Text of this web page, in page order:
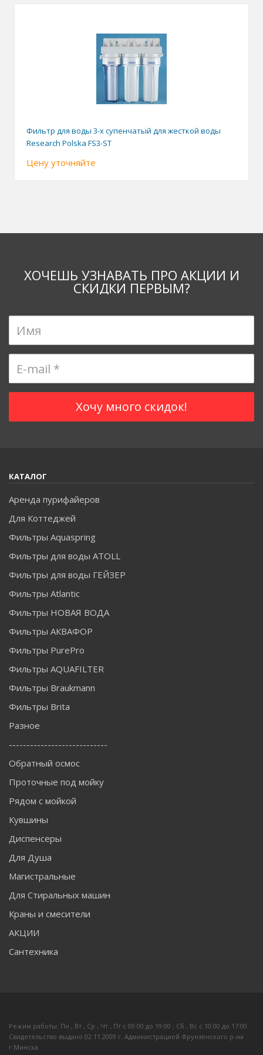
Фильтр для воды 3-x супенчатый для жесткой воды
Research Polska FS3-ST
Цену уточняйте
ХОЧЕШЬ УЗНАВАТЬ ПРО АКЦИИ И
СКИДКИ ПЕРВЫМ?
КАТАЛОГ
Аренда пурифайеров
Для Коттеджей
Фильтры Aquaspring
Фильтры для воды ATOLL
Фильтры для воды ГЕЙЗЕР
Фильтры Atlantic
Фильтры НОВАЯ ВОДА
Фильтры АКВАФОР
Фильтры PurePro
Фильтры AQUAFILTER
Фильтры Braukmann
Фильтры Brita
Разное
----------------------------
Обратный осмос
Проточные под мойку
Рядом с мойкой
Кувшины
Диспенсеры
Для Душа
Магистральные
Для Стиральных машин
Краны и смесители
АКЦИИ
Сантехника
Режим работы: Пн , Вт , Ср , Чт , Пт c 09:00 до 19:00 ; Сб , Вс c 10:00 до 17:00
Свидетельство выдано 02.11.2009 г. Администрацией Фрунзенского р-на
г.Минска